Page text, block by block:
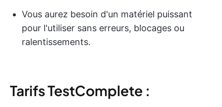
Vous aurez besoin d'un matériel puissant
pour l'utiliser sans erreurs, blocages ou
ralentissements.
Tarifs TestComplete :